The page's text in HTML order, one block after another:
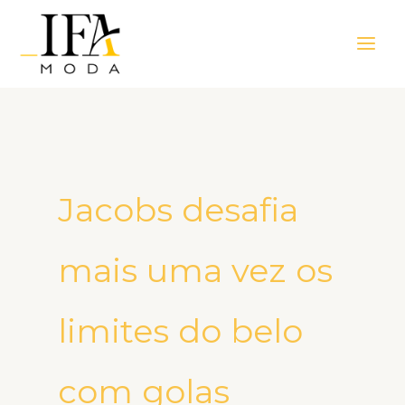
Menu
Jacobs desafia
mais uma vez os
limites do belo
com golas